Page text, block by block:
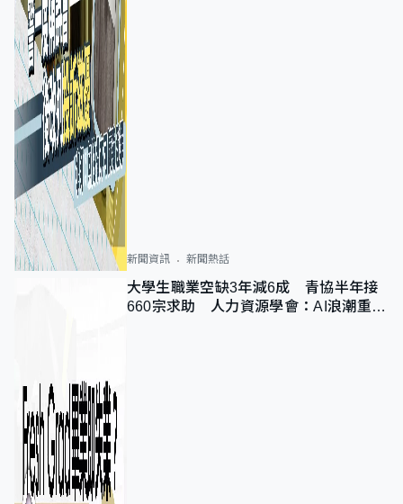
新聞資訊 新聞熱話
大學生職業空缺3年減6成 青協半年接
660宗求助 人力資源學會：AI浪潮重整